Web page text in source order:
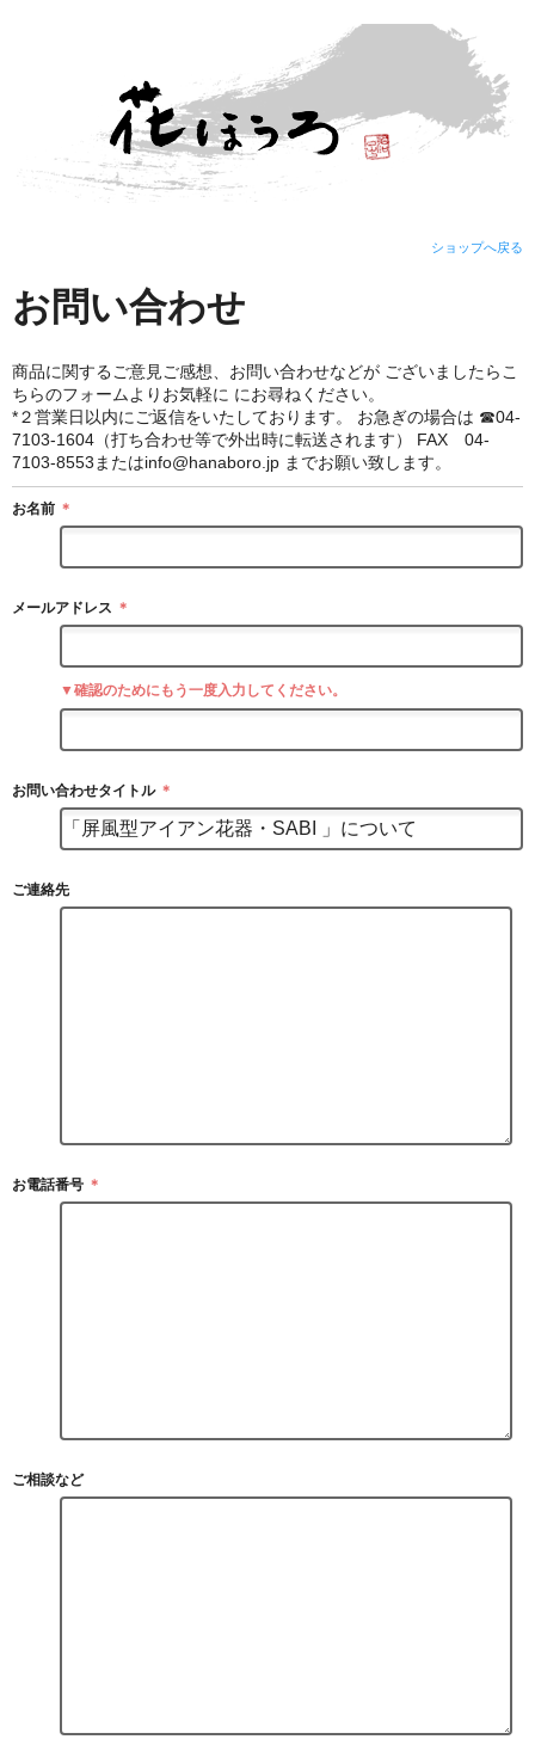
ショップへ戻る
お問い合わせ
商品に関するご意見ご感想、お問い合わせなどが ございましたらこ
ちらのフォームよりお気軽に にお尋ねください。
*２営業日以内にご返信をいたしております。 お急ぎの場合は ☎04-
7103-1604（打ち合わせ等で外出時に転送されます） FAX 04-
7103-8553またはinfo@hanaboro.jp までお願い致します。
お名前 ＊
メールアドレス ＊
▼確認のためにもう一度入力してください。
お問い合わせタイトル ＊
ご連絡先
お電話番号 ＊
ご相談など